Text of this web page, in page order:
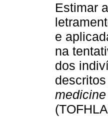
Estimar
e
na
dos
medicine